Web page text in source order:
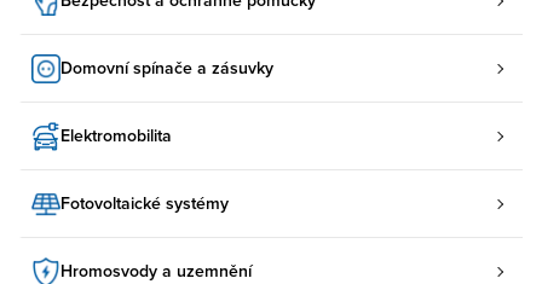
Domovní spínače a zásuvky
Elektromobilita
Fotovoltaické systémy
Hromosvody a uzemnění